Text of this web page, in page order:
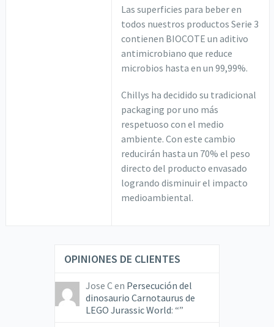
Las superficies para beber en
todos nuestros productos Serie 3
contienen BIOCOTE un aditivo
antimicrobiano que reduce
microbios hasta en un 99,99%.
Chillys ha decidido su tradicional
packaging por uno más
respetuoso con el medio
ambiente. Con este cambio
reducirán hasta un 70% el peso
directo del producto envasado
logrando disminuir el impacto
medioambiental.
OPINIONES DE CLIENTES
Jose Cen Persecución del
dinosaurio Carnotaurus de
LEGO Jurassic World: “”